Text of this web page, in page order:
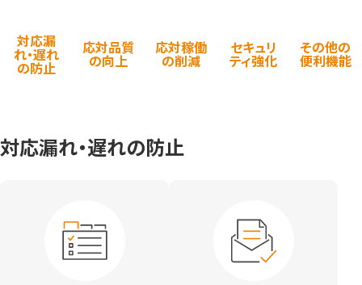
対応漏
れ・遅れ
の防止
応対品質
の向上
応対稼働
の削減
セキュリ
ティ強化
その他の
便利機能
対応漏れ・遅れの防止